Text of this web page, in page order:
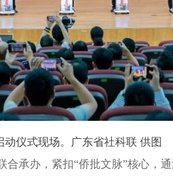
动仪式现场。广东省社科联 供图
办，紧扣“侨批文脉”核心，